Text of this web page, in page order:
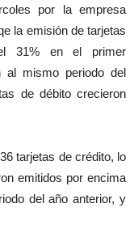
por la empresa
la emisión de tarjetas
31% en el primer
al mismo periodo del
de débito crecieron
tarjetas de crédito, lo
emitidos por encima
del año anterior, y